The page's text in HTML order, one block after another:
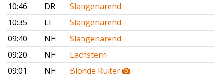
10:46
DR
Slangenarend
10:35
LI
Slangenarend
09:40
NH
Slangenarend
09:20
NH
Lachstern
09:01
NH
Blonde Ruiter